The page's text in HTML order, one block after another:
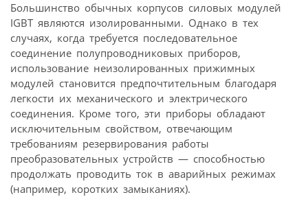
Большинство обычных корпусов силовых модулей
IGBT являются изолированными. Однако в тех
случаях, когда требуется последовательное
соединение полупроводниковых приборов,
использование неизолированных прижимных
модулей становится предпочтительным благодаря
легкости их механического и электрического
соединения. Кроме того, эти приборы обладают
исключительным свойством, отвечающим
требованиям резервирования работы
преобразовательных устройств — способностью
продолжать проводить ток в аварийных режимах
(например, коротких замыканиях).